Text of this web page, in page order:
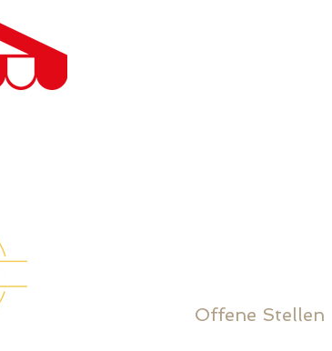
Offene Stellen